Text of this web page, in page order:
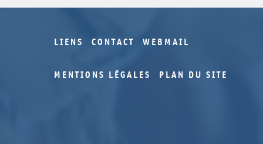
LIENS CONTACT WEBMAIL
MENTIONS LÉGALES PLAN DU SITE